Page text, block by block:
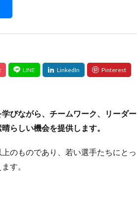
びながら、チームワーク、リーダー
らしい機会を提供します。
のものであり、若い選手たちにとっ
す。